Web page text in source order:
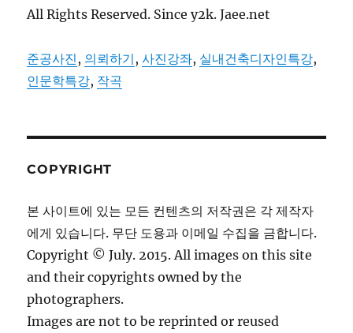
All Rights Reserved. Since y2k. Jaee.net
준공사진 , 의뢰하기 ,사진강좌, 실내건축디자인특강,
인문학특강, 작곡
COPYRIGHT
본 사이트에 있는 모든 컨텐츠의 저작권은 각 제작자
에게 있습니다. 무단 도용과 이메일 수집을 금합니다.
Copyright © July. 2015. All images on this site
and their copyrights owned by the
photographers.
Images are not to be reprinted or reused